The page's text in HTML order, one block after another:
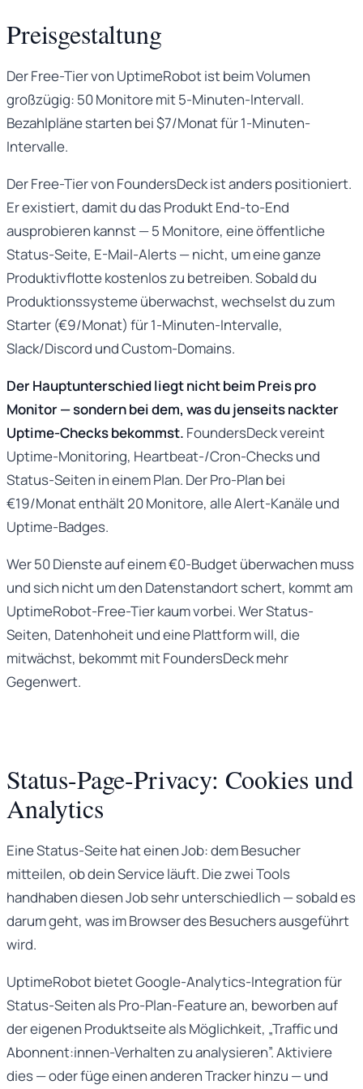
Preisgestaltung
Der Free-Tier von UptimeRobot ist beim Volumen
großzügig: 50 Monitore mit 5-Minuten-Intervall.
Bezahlpläne starten bei $7/Monat für 1-Minuten-
Intervalle.
Der Free-Tier von FoundersDeck ist anders positioniert.
Er existiert, damit du das Produkt End-to-End
ausprobieren kannst — 5 Monitore, eine öffentliche
Status-Seite, E-Mail-Alerts — nicht, um eine ganze
Produktivflotte kostenlos zu betreiben. Sobald du
Produktionssysteme überwachst, wechselst du zum
Starter (€9/Monat) für 1-Minuten-Intervalle,
Slack/Discord und Custom-Domains.
Der Hauptunterschied liegt nicht beim Preis pro
Monitor — sondern bei dem, was du jenseits nackter
Uptime-Checks bekommst. FoundersDeck vereint
Uptime-Monitoring, Heartbeat-/Cron-Checks und
Status-Seiten in einem Plan. Der Pro-Plan bei
€19/Monat enthält 20 Monitore, alle Alert-Kanäle und
Uptime-Badges.
Wer 50 Dienste auf einem €0-Budget überwachen muss
und sich nicht um den Datenstandort schert, kommt am
UptimeRobot-Free-Tier kaum vorbei. Wer Status-
Seiten, Datenhoheit und eine Plattform will, die
mitwächst, bekommt mit FoundersDeck mehr
Gegenwert.
Status-Page-Privacy: Cookies und
Analytics
Eine Status-Seite hat einen Job: dem Besucher
mitteilen, ob dein Service läuft. Die zwei Tools
handhaben diesen Job sehr unterschiedlich — sobald es
darum geht, was im Browser des Besuchers ausgeführt
wird.
UptimeRobot bietet Google-Analytics-Integration für
Status-Seiten als Pro-Plan-Feature an, beworben auf
der eigenen Produktseite als Möglichkeit, „Traffic und
Abonnent:innen-Verhalten zu analysieren”. Aktiviere
dies — oder füge einen anderen Tracker hinzu — und